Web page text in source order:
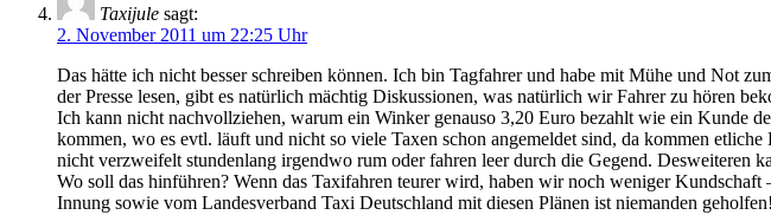
Taxijule sagt:
2. November 2011 um 22:25 Uhr
Das hätte ich nicht besser schreiben können. Ich bin Tagfahrer und habe mit Mühe und Not
der Presse lesen, gibt es natürlich mächtig Diskussionen, was natürlich wir Fahrer zu hören
Ich kann nicht nachvollziehen, warum ein Winker genauso 3,20 Euro bezahlt wie ein Kunde
kommen, wo es evtl. läuft und nicht so viele Taxen schon angemeldet sind, da kommen
nicht verzweifelt stundenlang irgendwo rum oder fahren leer durch die Gegend. Desweiteren
Wo soll das hinführen? Wenn das Taxifahren teurer wird, haben wir noch weniger
Innung sowie vom Landesverband Taxi Deutschland mit diesen Plänen ist niemanden